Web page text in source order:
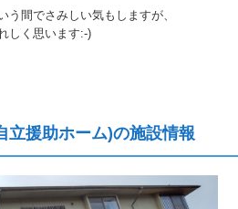
間でさみしい気もしますが、
しく思います:-)
立援助ホーム)の施設情報